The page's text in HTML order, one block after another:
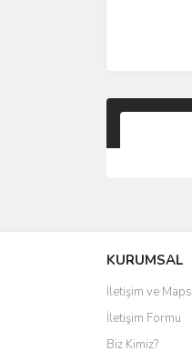
KURUMSAL
İletişim ve Maps
İletişim Formu
Biz Kimiz?